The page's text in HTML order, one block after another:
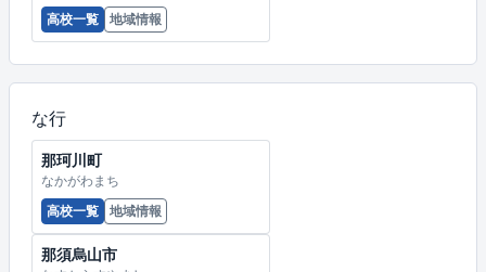
高校一覧
地域情報
な行
那珂川町
なかがわまち
高校一覧
地域情報
那須烏山市